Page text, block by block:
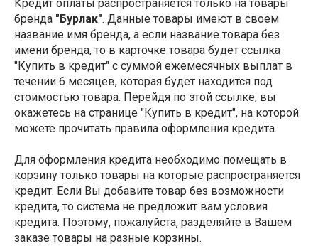
Кредит оплаты распространяется только на товары
бренда "Бурлак". Данные товары имеют в своем
название имя бренда, а если название товара без
имени бренда, то в карточке товара будет ссылка
"Купить в кредит" с суммой ежемесячных выплат в
течении 6 месяцев, которая будет находится под
стоимостью товара. Перейдя по этой ссылке, вы
окажетесь на странице "Купить в кредит", на которой
можете прочитать правила оформления кредита.
Для оформления кредита необходимо помещать в
корзину только товары на которые распространяется
кредит. Если Вы добавите товар без возможности
кредита, то система не предложит вам условия
кредита. Поэтому, пожалуйста, разделяйте в Вашем
заказе товары на разные корзины.